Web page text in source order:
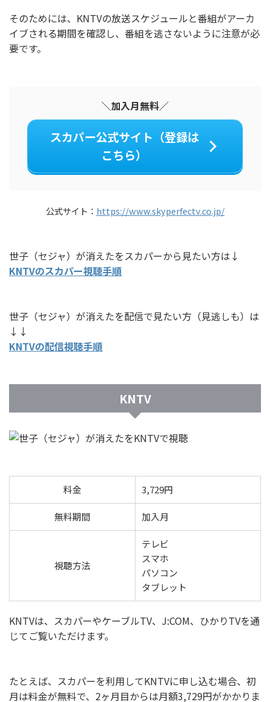
そのためには、KNTVの放送スケジュールと番組がアーカ
イブされる期間を確認し、番組を逃さないように注意が必
要です。
＼加入月無料／
スカパー公式サイト（登録は
こちら）
公式サイト： https://www.skyperfectv.co.jp/
世子（セジャ）が消えたをスカパーから見たい方は↓
KNTVのスカパー視聴手順
世子（セジャ）が消えたを配信で見たい方（見逃しも）は
↓↓
KNTVの配信視聴手順
KNTV
料金 3,729円
無料期間 加入月
視聴方法
テレビ
スマホ
パソコン
タブレット
KNTVは、スカパーやケーブルTV、J:COM、ひかりTVを通
じてご覧いただけます。
たとえば、スカパーを利用してKNTVに申し込む場合、初
月は料金が無料で、2ヶ月目からは月額3,729円がかかりま